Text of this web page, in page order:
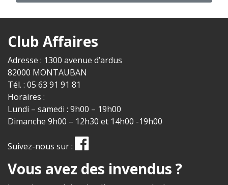
Club Affaires
Adresse : 1300 avenue d’ardus
82000 MONTAUBAN
Tél. : 05 63 91 91 81
Horaires :
Lundi – samedi : 9h00 – 19h00
Dimanche 9h00 – 12h30 et 14h00 -19h00
Suivez-nous sur :
Vous avez des invendus ?